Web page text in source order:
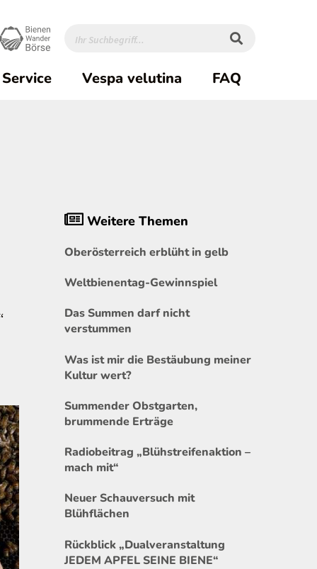
Service Vespa velutina FAQ
Weitere Themen
Oberösterreich erblüht in gelb
Weltbienentag-Gewinnspiel
Das Summen darf nicht
verstummen
Was ist mir die Bestäubung meiner
Kultur wert?
Summender Obstgarten,
brummende Erträge
Radiobeitrag „Blühstreifenaktion –
mach mit“
Neuer Schauversuch mit
Blühflächen
Rückblick „Dualveranstaltung
JEDEM APFEL SEINE BIENE“